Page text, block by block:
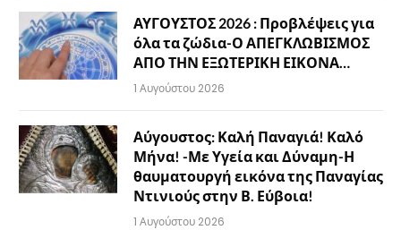
ΑΥΓΟΥΣΤΟΣ 2026 : Προβλέψεις για
όλα τα ζώδια-Ο ΑΠΕΓΚΛΩΒΙΣΜΟΣ
ΑΠΟ ΤΗΝ ΕΞΩΤΕΡΙΚΗ ΕΙΚΟΝΑ…
1 Αυγούστου 2026
Αύγουστος: Καλή Παναγιά! Καλό
Μήνα! -Με Υγεία και Δύναμη-Η
θαυματουργή εικόνα της Παναγίας
Ντινιούς στην Β. Εύβοια!
1 Αυγούστου 2026